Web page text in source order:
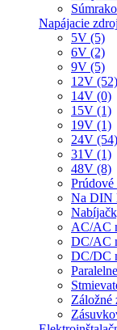
Napájacie
5V (5)
6V (2)
9V (5)
12V (52)
14V (0)
15V (1)
19V (1)
24V (54)
31V (1)
48V (8)
Prúdové
Na DIN
AC/AC
DC/AC
DC/DC
Záložné